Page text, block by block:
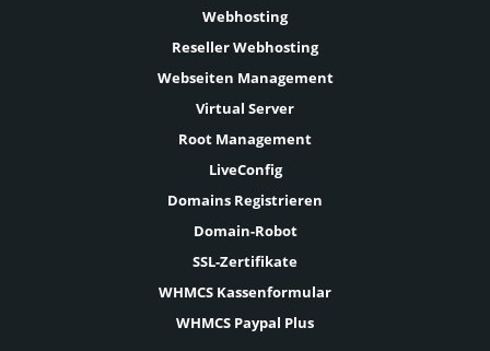
Webhosting
Reseller Webhosting
Webseiten Management
Virtual Server
Root Management
LiveConfig
Domains Registrieren
Domain-Robot
SSL-Zertifikate
WHMCS Kassenformular
WHMCS Paypal Plus